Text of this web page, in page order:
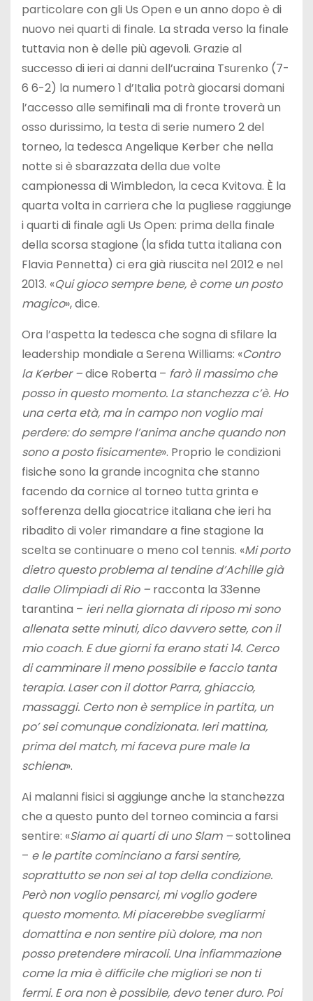
particolare con gli Us Open e un anno dopo è di
nuovo nei quarti di finale. La strada verso la finale
tuttavia non è delle più agevoli. Grazie al
successo di ieri ai danni dell’ucraina Tsurenko (7-
6 6-2) la numero 1 d’Italia potrà giocarsi domani
l’accesso alle semifinali ma di fronte troverà un
osso durissimo, la testa di serie numero 2 del
torneo, la tedesca Angelique Kerber che nella
notte si è sbarazzata della due volte
campionessa di Wimbledon, la ceca Kvitova. È la
quarta volta in carriera che la pugliese raggiunge
i quarti di finale agli Us Open: prima della finale
della scorsa stagione (la sfida tutta italiana con
Flavia Pennetta) ci era già riuscita nel 2012 e nel
2013. «Qui gioco sempre bene, è come un posto
magico», dice.
Ora l’aspetta la tedesca che sogna di sfilare la
leadership mondiale a Serena Williams: «Contro
la Kerber –dice Roberta – farò il massimo che
posso in questo momento. La stanchezza c’è. Ho
una certa età, ma in campo non voglio mai
perdere: do sempre l’anima anche quando non
sono a posto fisicamente». Proprio le condizioni
fisiche sono la grande incognita che stanno
facendo da cornice al torneo tutta grinta e
sofferenza della giocatrice italiana che ieri ha
ribadito di voler rimandare a fine stagione la
scelta se continuare o meno col tennis. «Mi porto
dietro questo problema al tendine d’Achille già
dalle Olimpiadi di Rio – racconta la 33enne
tarantina – ieri nella giornata di riposo mi sono
allenata sette minuti, dico davvero sette, con il
mio coach. E due giorni fa erano stati 14. Cerco
di camminare il meno possibile e faccio tanta
terapia. Laser con il dottor Parra, ghiaccio,
massaggi. Certo non è semplice in partita, un
po’ sei comunque condizionata. Ieri mattina,
prima del match, mi faceva pure male la
schiena».
Ai malanni fisici si aggiunge anche la stanchezza
che a questo punto del torneo comincia a farsi
sentire: «Siamo ai quarti di uno Slam –sottolinea
– e le partite cominciano a farsi sentire,
soprattutto se non sei al top della condizione.
Però non voglio pensarci, mi voglio godere
questo momento. Mi piacerebbe svegliarmi
domattina e non sentire più dolore, ma non
posso pretendere miracoli. Una infiammazione
come la mia è difficile che migliori se non ti
fermi. E ora non è possibile, devo tener duro. Poi